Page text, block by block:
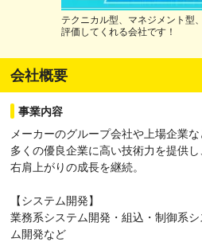
テクニカル型、マネジメント型
評価してくれる会社です！
会社概要
事業内容
メーカーのグループ会社や上場企業な
多くの優良企業に高い技術力を提供し
右肩上がりの成長を継続。
【システム開発】
業務系システム開発・組込・制御系
ム開発など